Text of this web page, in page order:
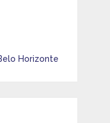
Horizonte